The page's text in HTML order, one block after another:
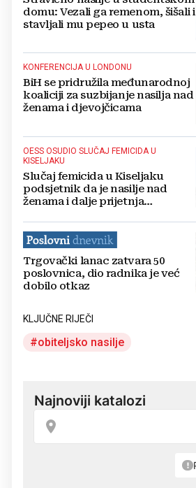
domu: Vezali ga remenom, šišali i
stavljali mu pepeo u usta
KONFERENCIJA U LONDONU
BiH se pridružila međunarodnoj
koaliciji za suzbijanje nasilja nad
ženama i djevojčicama
OESS OSUDIO SLUČAJ FEMICIDA U
KISELJAKU
Slučaj femicida u Kiseljaku
podsjetnik da je nasilje nad
ženama i dalje prijetnja
Trgovački lanac zatvara 50
poslovnica, dio radnika je već
dobilo otkaz
KLJUČNE RIJEČI
obiteljsko nasilje